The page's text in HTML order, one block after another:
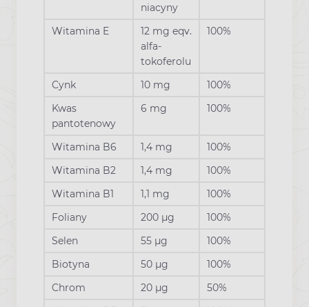
niacyny
Witamina E
12 mg eqv.
alfa-
tokoferolu
100%
Cynk 10 mg
100%
Kwas
pantotenowy
6 mg 100%
Witamina B6 1,4 mg
100%
Witamina B2
1,4 mg
100%
Witamina B1
1,1 mg
100%
Foliany
200 µg
100%
Selen
55 µg
100%
Biotyna
50 µg
100%
Chrom
20 µg
50%